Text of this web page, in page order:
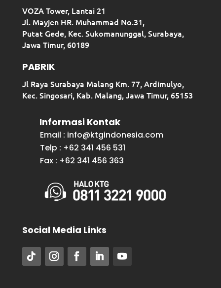
VOZA Tower, Lantai 21
Jl. Mayjen HR. Muhammad No.31,
Putat Gede, Kec. Sukomanunggal, Surabaya,
Jawa Timur, 60189
PABRIK
Jl Raya Surabaya Malang Km. 77, Ardimulyo,
Kec. Singosari, Kab. Malang, Jawa Timur, 65153
Informasi Kontak
Email : info@ktgindonesia.com
Telp : +62 341 456 531
Fax : +62 341 456 363
Social Media Links